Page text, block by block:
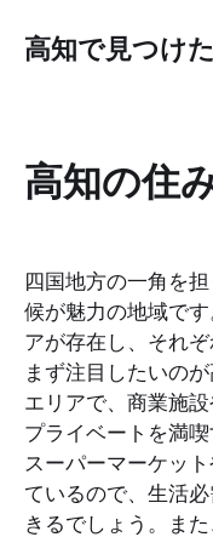
高知で見つけ
高知の住
四国地方の一角を
候が魅力の地域で
アが存在し、それ
まず注目したいの
エリアで、商業施
プライベートを満
スーパーマーケッ
ているので、生活
きるでしょう。ま